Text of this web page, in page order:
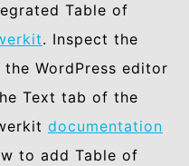
Table of
. Inspect the
WordPress editor
Text tab of the
documentation
to add Table of